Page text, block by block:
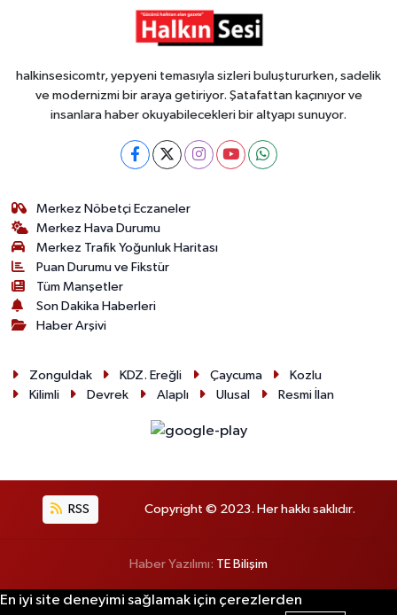
halkinsesicomtr, yepyeni temasıyla sizleri buluştururken, sadelik
ve modernizmi bir araya getiriyor. Şatafattan kaçınıyor ve
insanlara haber okuyabilecekleri bir altyapı sunuyor.
Merkez Nöbetçi Eczaneler
Merkez Hava Durumu
Merkez Trafik Yoğunluk Haritası
Puan Durumu ve Fikstür
Tüm Manşetler
Son Dakika Haberleri
Haber Arşivi
Zonguldak KDZ. Ereğli Çaycuma
Kozlu
Kilimli
Devrek Alaplı Ulusal Resmi İlan
RSS Copyright © 2023. Her hakkı saklıdır.
Haber Yazılımı: TE Bilişim
En iyi site deneyimi sağlamak için çerezlerden